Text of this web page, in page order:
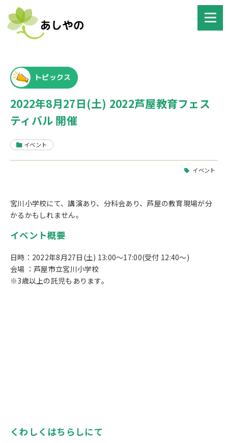
トピックス
2022年8月27日(土) 2022芦屋教育フェス
ティバル 開催
イベント
イベント
宮川小学校にて、講演あり、分科会あり、芦屋の教育現場が分
かるかもしれません。
イベント概要
日時：2022年8月27日(土) 13:00～17:00(受付 12:40～)
会場 ：芦屋市立宮川小学校
※3歳以上の託児もあります。
くわしくはちらしにて